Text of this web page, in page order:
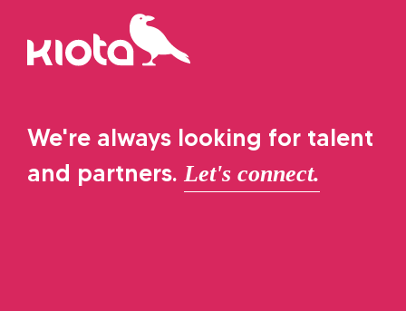
We're always looking for talent
and partners. Let's connect.